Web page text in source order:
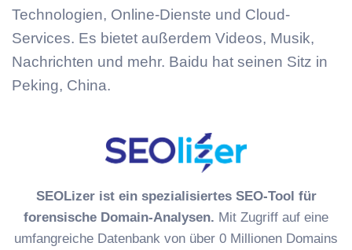
Technologien, Online-Dienste und Cloud-
Services. Es bietet außerdem Videos, Musik,
Nachrichten und mehr. Baidu hat seinen Sitz in
Peking, China.
SEOLizer ist ein spezialisiertes SEO-Tool für
forensische Domain-Analysen. Mit Zugriff auf eine
umfangreiche Datenbank von über 0 Millionen Domains